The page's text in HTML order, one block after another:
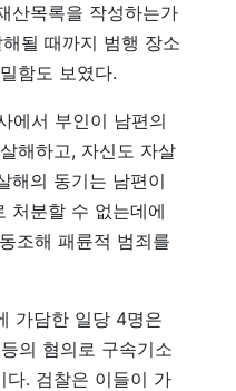
산목록을 작성하는가
될 때까지 범행 장소
함도 보였다.
에서 부인이 남편의
해하고, 자신도 자살
해의 동기는 남편이
처분할 수 없는데에
조해 패륜적 범죄를
가담한 일당 4명은
의 혐의로 구속기소
다. 검찰은 이들이 가